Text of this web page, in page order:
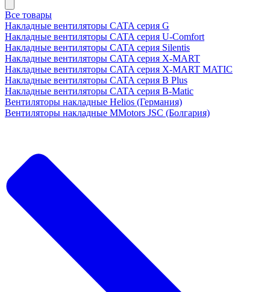
Все товары
Накладные вентиляторы CATA серия G
Накладные вентиляторы CATA серия U-Comfort
Накладные вентиляторы CATA серия Silentis
Накладные вентиляторы CATA серия X-MART
Накладные вентиляторы CATA серия X-MART MATIC
Накладные вентиляторы CATA серия B Plus
Накладные вентиляторы CATA серия B-Matic
Вентиляторы накладные Helios (Германия)
Вентиляторы накладные MMotors JSC (Болгария)